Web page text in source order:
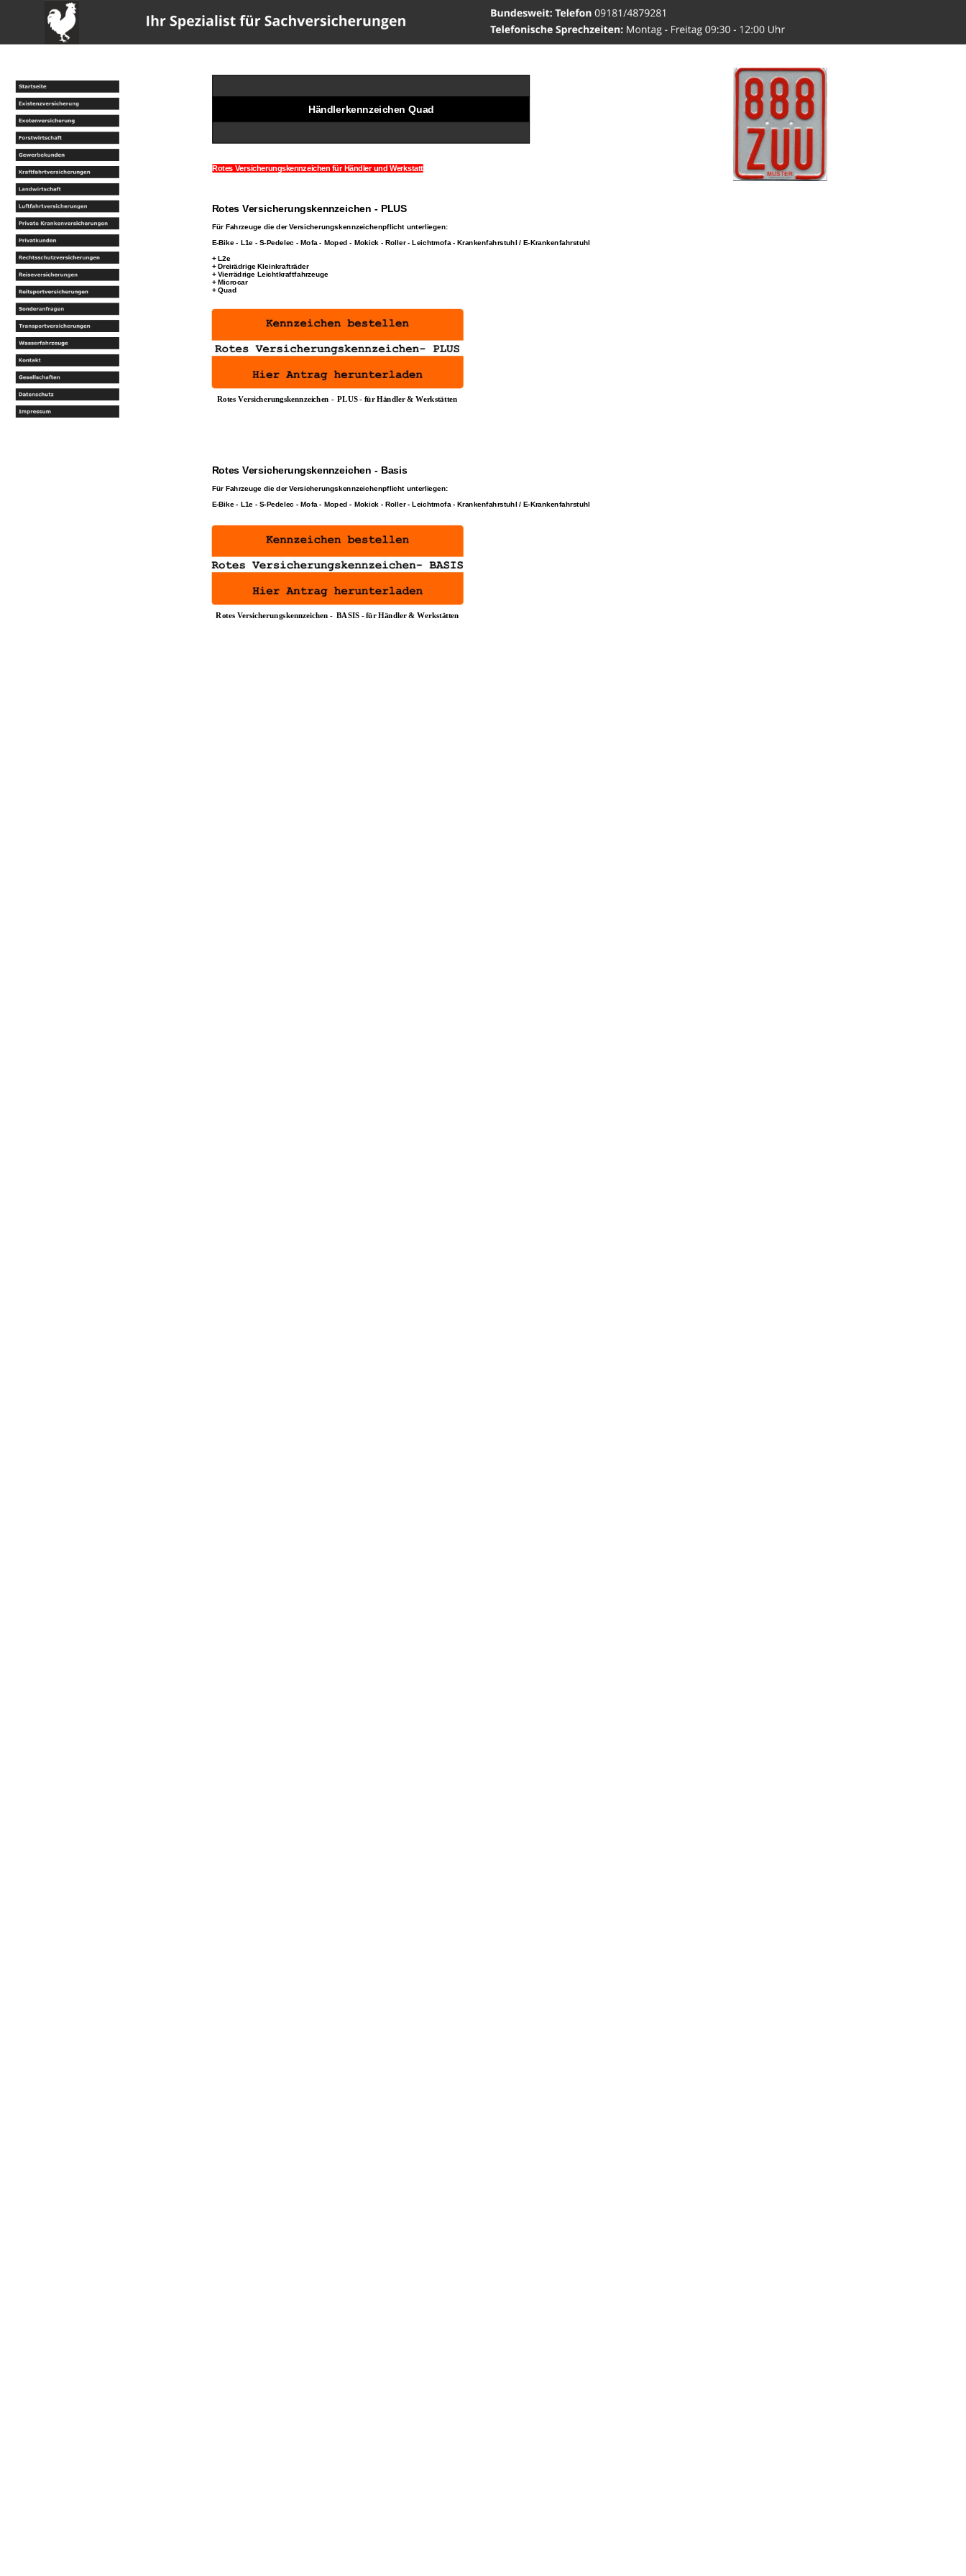
Händlerkennzeichen Quad
Rotes Versicherungskennzeichen für Händler und Werkstatt
Rotes Versicherungskennzeichen - Basis
Für Fahrzeuge die der Versicherungskennzeichenpflicht unterliegen:
E-Bike - L1e - S-Pedelec - Mofa - Moped - Mokick - Roller - Leichtmofa - Krankenfahrstuhl / E-Krankenfahrstuhl
Rotes Versicherungskennzeichen - PLUS
Für Fahrzeuge die der Versicherungskennzeichenpflicht unterliegen:
E-Bike - L1e - S-Pedelec - Mofa - Moped - Mokick - Roller - Leichtmofa - Krankenfahrstuhl / E-Krankenfahrstuhl
+ L2e
+ Dreirädrige Kleinkrafträder
+ Vierrädrige Leichtkraftfahrzeuge
+ Microcar
+ Quad
Rotes Versicherungskennzeichen - BASIS - für Händler & Werkstätten
Rotes Versicherungskennzeichen - PLUS - für Händler & Werkstätten
www.Versicherungen-Werner-Hahn.de